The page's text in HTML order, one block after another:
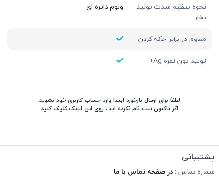
نحوه تنظیم شدت تولید
بخار
ولوم دایره ای
مقاوم در برابر چکه کردن
تولید یون نقره Ag+
لطفاً برای ارسال بازخورد ابتدا وارد حساب کاربری خود بشوید
اگر تاکنون ثبت نام نکرده اید ، روی این لینک کلیک کنید
پشتیبانی
شماره تماس : در صفحه تماس با ما